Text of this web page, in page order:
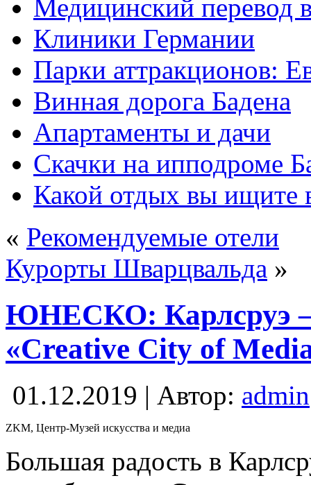
Медицинский перевод
Клиники Германии
Парки аттракционов:
Винная дорога Бадена
Апартаменты и дачи
Скачки на ипподроме
Какой отдых вы ищите
« Рекомендуемые отели
Курорты Шварцвальда »
ЮНЕСКО: Карлсруэ
«Creative City of
01.12.2019 | Автор: admin
ZKM, Центр-Музей искусства и медиа
Большая радость в